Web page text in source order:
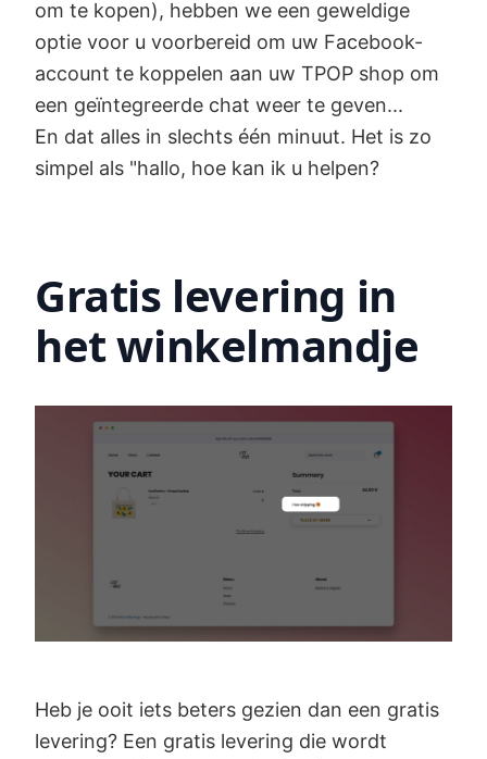
om te kopen), hebben we een geweldige
optie voor u voorbereid om uw Facebook-
account te koppelen aan uw TPOP shop om
een geïntegreerde chat weer te geven...
En dat alles in slechts één minuut. Het is zo
simpel als "hallo, hoe kan ik u helpen?
Gratis levering in
het winkelmandje
Heb je ooit iets beters gezien dan een gratis
levering? Een gratis levering die wordt